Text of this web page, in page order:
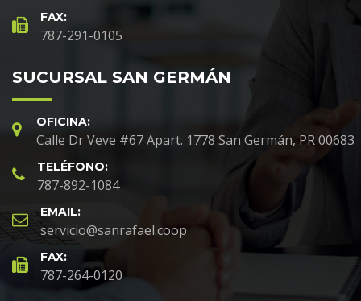
FAX:
787-291-0105
SUCURSAL SAN GERMÁN
OFICINA:
Calle Dr Veve #67 Apart. 1778 San Germán, PR 00683
TELÉFONO:
787-892-1084
EMAIL:
servicio@sanrafael.coop
FAX:
787-264-0120